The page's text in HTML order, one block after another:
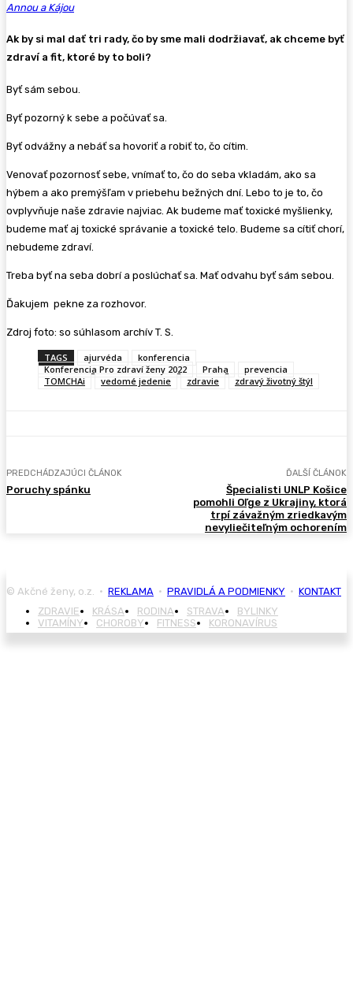
Annou a Kájou
Ak by si mal dať tri rady, čo by sme mali dodržiavať, ak chceme byť
zdraví a fit, ktoré by to boli?
Byť sám sebou.
Byť pozorný k sebe a počúvať sa.
Byť odvážny a nebáť sa hovoriť a robiť to, čo cítim.
Venovať pozornosť sebe, vnímať to, čo do seba vkladám, ako sa
hýbem a ako premýšľam v priebehu bežných dní. Lebo to je to, čo
ovplyvňuje naše zdravie najviac. Ak budeme mať toxické myšlienky,
budeme mať aj toxické správanie a toxické telo. Budeme sa cítiť chorí,
nebudeme zdraví.
Treba byť na seba dobrí a poslúchať sa. Mať odvahu byť sám sebou.
Ďakujem pekne za rozhovor.
Zdroj foto: so súhlasom archív T. S.
TAGS ajurvéda
konferencia
Konferencia Pro zdraví ženy 2022
Praha
prevencia
TOMCHAi
vedomé jedenie zdravie zdravý životný štýl
PREDCHÁDZAJÚCI ČLÁNOK
Poruchy spánku
ĎALŠÍ ČLÁNOK
Špecialisti UNLP Košice
pomohli Oľge z Ukrajiny, ktorá
trpí závažným zriedkavým
nevyliečiteľným ochorením
© Akčné ženy, o.z. • REKLAMA • PRAVIDLÁ A PODMIENKY • KONTAKT
ZDRAVIE
KRÁSA RODINA STRAVA
BYLINKY
VITAMÍNY
CHOROBY FITNESS KORONAVÍRUS